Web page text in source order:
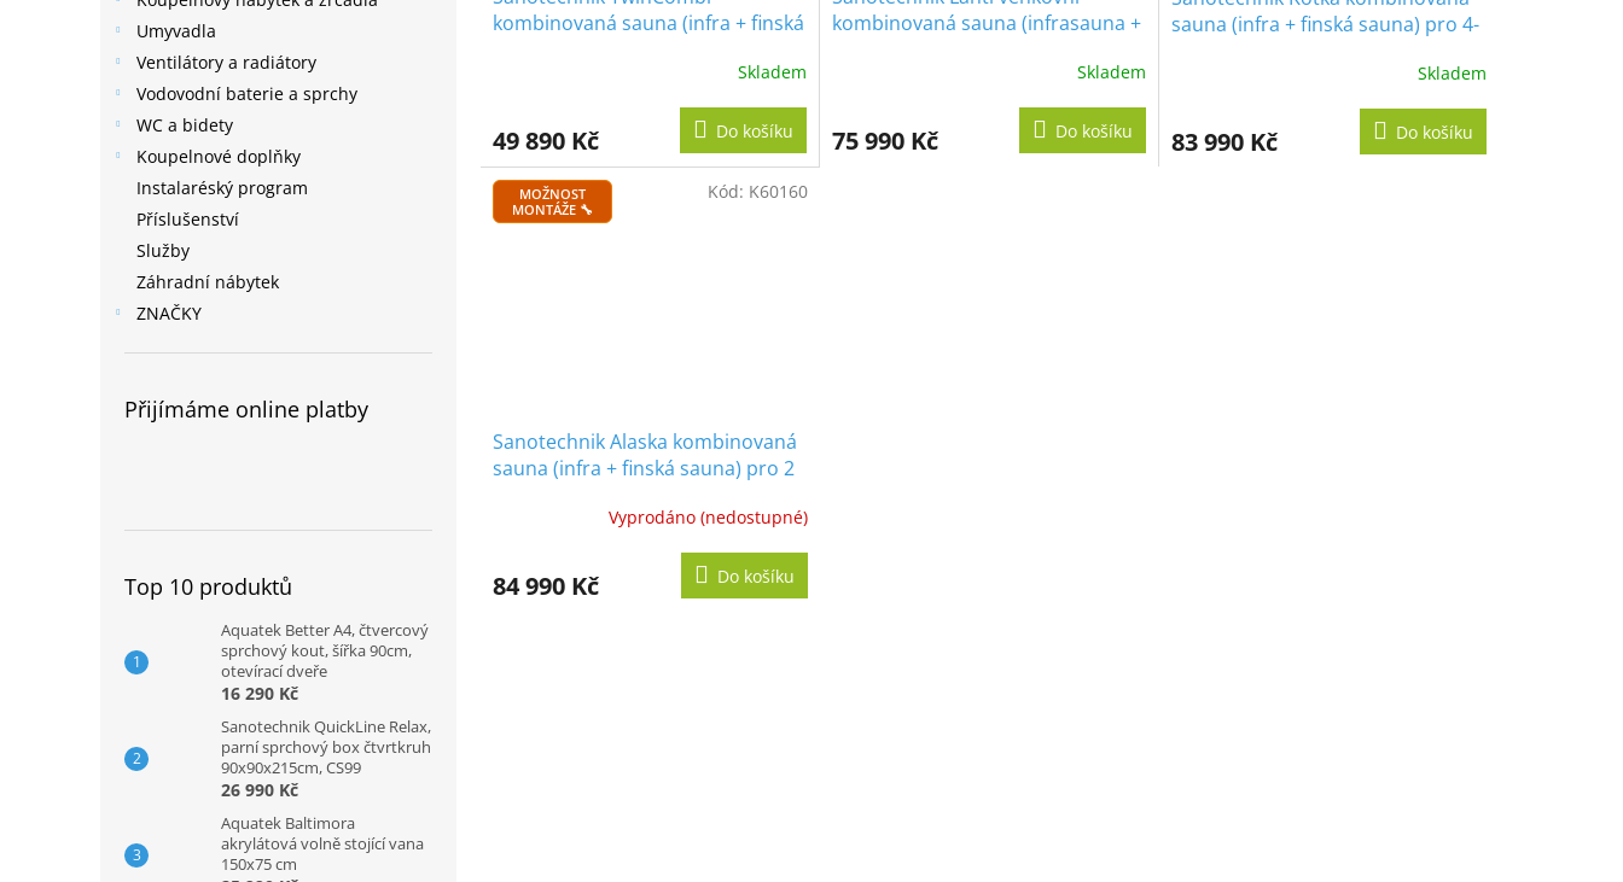
Umyvadla
Ventilátory a radiátory
Vodovodní baterie a sprchy
WC a bidety
Koupelnové doplňky
Instalaréský program
Příslušenství
Služby
Záhradní nábytek
ZNAČKY
Přijímáme online platby
Top 10 produktů
Aquatek Better A4, čtvercový
sprchový kout, šířka 90cm,
otevírací dveře
16 290 Kč
Sanotechnik QuickLine Relax,
parní sprchový box čtvrtkruh
90x90x215cm, CS99
26 990 Kč
Aquatek Baltimora
akrylátová volně stojící vana
150x75 cm
kombinovaná sauna (infra + finská
Skladem
49 890 Kč Do košíku
kombinovaná sauna (infrasauna +
Skladem
75 990 Kč Do košíku
sauna (infra + finská sauna) pro 4-
Skladem
83 990 Kč Do košíku
MOŽNOST
MONTÁŽE 🔧
Sanotechnik Alaska kombinovaná
sauna (infra + finská sauna) pro 2
Vyprodáno (nedostupné)
84 990 Kč Do košíku
Kód: K60160